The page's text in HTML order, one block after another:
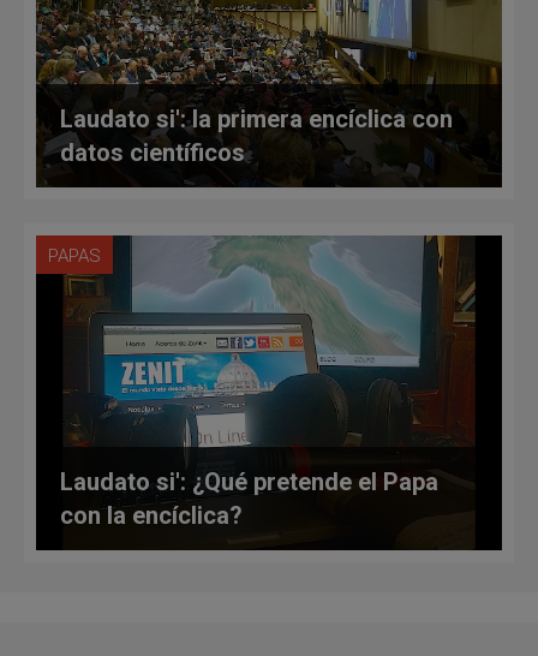
Laudato si': la primera encíclica con
datos científicos
PAPAS
Laudato si': ¿Qué pretende el Papa
con la encíclica?